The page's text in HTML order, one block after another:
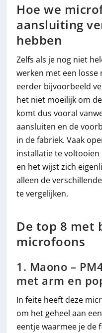
Hoe we
aansluiting
hebben
Zelfs als je nog niet
werken met een
eerder bijvoorbeeld
het niet moeilijk om
komt dus vooral
aansluiten en de
in de fabriek. Vaak
installatie te voltooien
en het wijst zich
alleen de
te vergelijken.
De top 8 met
microfoons
1. Maono –
met arm en
In feite heeft deze
om het geheel aan
eentje waarmee je